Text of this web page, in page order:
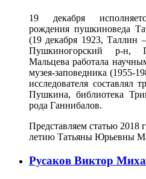
19 декабря
рождения пушкиноведа
(19 декабря 1923,
Пушкиногорский р-н,
Мальцева работала
музея-заповедника (1955-
исследователя
Пушкина, библиотека
рода Ганнибалов.
Представляем статью 2018
летию Татьяны Юрьевны
Русаков Виктор